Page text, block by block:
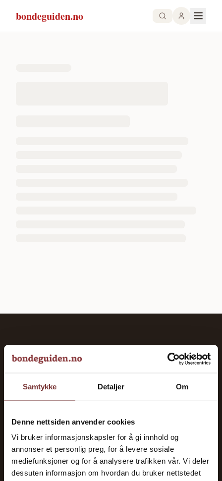
Samtykke Detaljer Om
Denne nettsiden anvender cookies
Vi bruker informasjonskapsler for å gi innhold og
annonser et personlig preg, for å levere sosiale
mediefunksjoner og for å analysere trafikken vår. Vi deler
dessuten informasjon om hvordan du bruker nettstedet
bondeguiden.no
bondeguiden.no
Maskiner og utstyr
Dyrehold
Økonomi og tilskudd